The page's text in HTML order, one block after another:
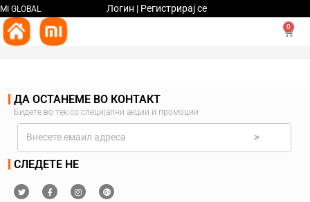
MI GLOBAL Логин | Регистрирај се
0
ДА ОСТАНЕМЕ ВО КОНТАКТ
Бидете во тек со специјални акции и промоции
>
СЛЕДЕТЕ НЕ